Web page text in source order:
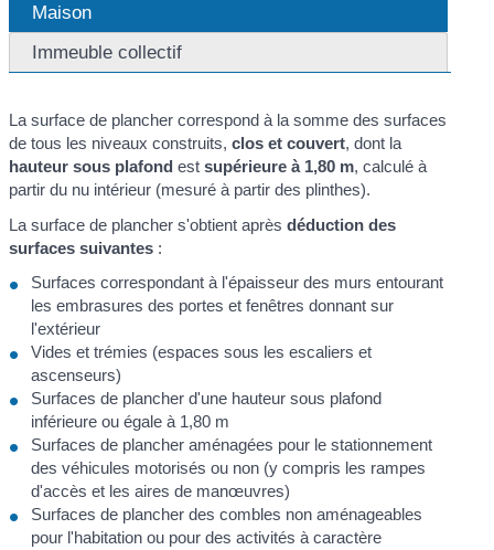
Maison
Immeuble collectif
La surface de plancher correspond à la somme des surfaces
de tous les niveaux construits,clos et couvert, dont la
hauteur sous plafond estsupérieure à 1,80 m, calculé à
partir du nu intérieur (mesuré à partir des plinthes).
La surface de plancher s'obtient aprèsdéduction des
surfaces suivantes :
Surfaces correspondant à l'épaisseur des murs entourant
les embrasures des portes et fenêtres donnant sur
l'extérieur
Vides et trémies (espaces sous les escaliers et
ascenseurs)
Surfaces de plancher d'une hauteur sous plafond
inférieure ou égale à 1,80 m
Surfaces de plancher aménagées pour le stationnement
des véhicules motorisés ou non (y compris les rampes
d'accès et les aires de manœuvres)
Surfaces de plancher des combles non aménageables
pour l'habitation ou pour des activités à caractère